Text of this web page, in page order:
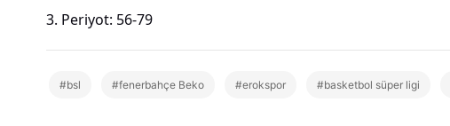
3. Periyot: 56-79
#bsl #fenerbahçe Beko #erokspor #basketbol süper ligi